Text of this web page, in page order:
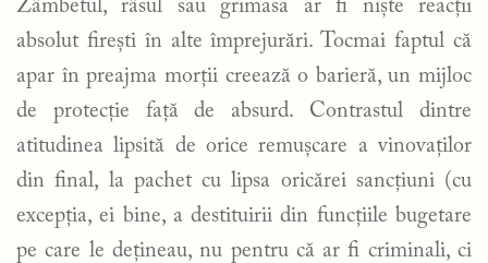
Zâmbetul, râsul sau grimasa ar fi niște reacții
absolut firești în alte împrejurări. Tocmai faptul că
apar în preajma morții creează o barieră, un mijloc
de protecție față de absurd. Contrastul dintre
atitudinea lipsită de orice remușcare a vinovaților
din final, la pachet cu lipsa oricărei sancțiuni (cu
excepția, ei bine, a destituirii din funcțiile bugetare
pe care le dețineau, nu pentru că ar fi criminali, ci